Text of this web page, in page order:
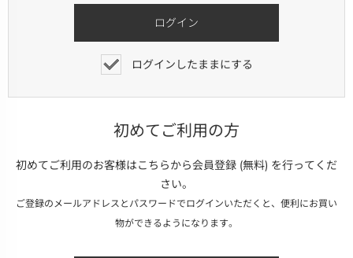
ログインしたままにする
初めてご利用の方
初めてご利用のお客様はこちらから会員登録 (無料) を行ってくだ
さい。
ご登録のメールアドレスとパスワードでログインいただくと、便利にお買い
物ができるようになります。